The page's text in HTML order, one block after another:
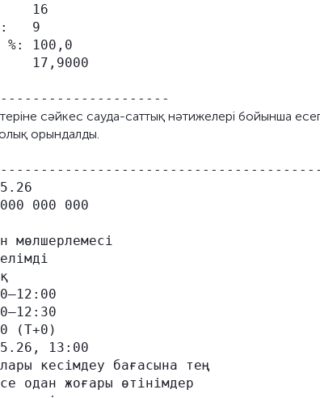
16
9
%: 100,0
17,9000
сәйкес сауда-саттық нәтижелері бойынша
орындалды.
000 000
(Т+0)
13:00
кесімдеу бағасына тең
одан жоғары өтінімдер